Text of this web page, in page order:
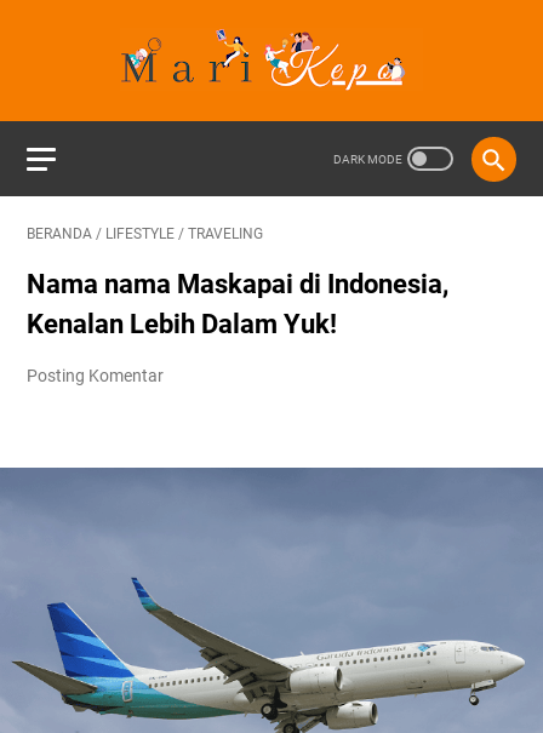
BERANDA / LIFESTYLE / TRAVELING
Nama nama Maskapai di Indonesia,
Kenalan Lebih Dalam Yuk!
Posting Komentar